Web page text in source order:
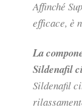
Affinché
efficace, è
La
Sildenafil
Sildenafil